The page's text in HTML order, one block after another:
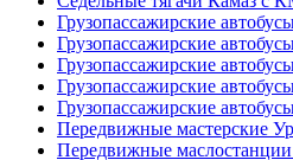
Грузопассажирские
Грузопассажирские
Грузопассажирские
Грузопассажирские
Грузопассажирские
Передвижные мастерские
Передвижные